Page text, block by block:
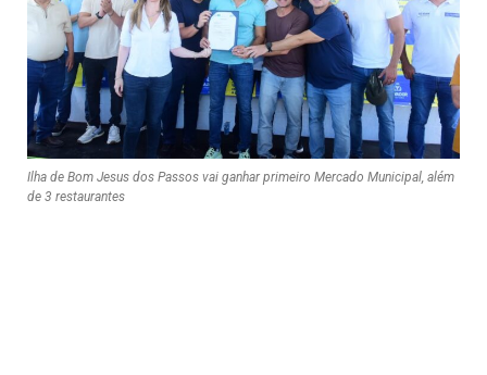
Ilha de Bom Jesus dos Passos vai ganhar primeiro Mercado Municipal, além
de 3 restaurantes